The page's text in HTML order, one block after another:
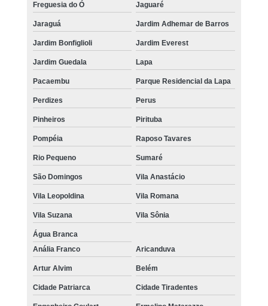
Freguesia do Ó Jaguaré
Jaraguá Jardim Adhemar de Barros
Jardim Bonfiglioli Jardim Everest
Jardim Guedala Lapa
Pacaembu Parque Residencial da Lapa
Perdizes Perus
Pinheiros Pirituba
Pompéia Raposo Tavares
Rio Pequeno Sumaré
São Domingos Vila Anastácio
Vila Leopoldina Vila Romana
Vila Suzana Vila Sônia
Água Branca
Anália Franco
Aricanduva
Artur Alvim Belém
Cidade Patriarca Cidade Tiradentes